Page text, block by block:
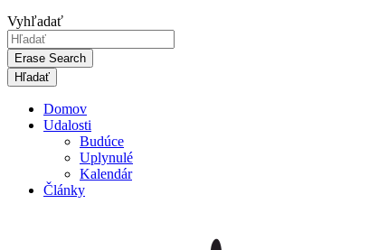
Vyhľadať
Erase Search
Domov
Udalosti
Budúce
Uplynulé
Kalendár
Články